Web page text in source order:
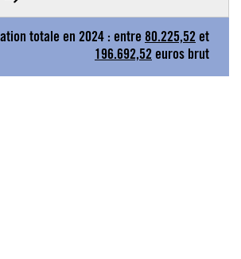
totale en 2024 : entre 80.225,52 et
196.692,52 euros brut